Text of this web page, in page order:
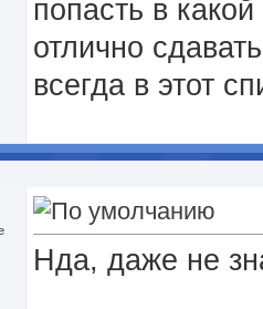
попасть в
отлично
всегда в этот
Нда, даже не